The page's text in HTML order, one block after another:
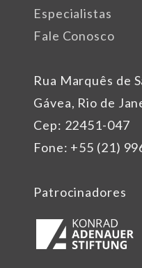
Rua Marquês de
Gávea, Rio de
Cep: 22451-047
Fone: +55 (21)
Especialistas
Fale Conosco
Patrocinadores